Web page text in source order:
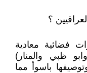
؟
فضائية معادية
ظبي والمنار)
باسوأ مما